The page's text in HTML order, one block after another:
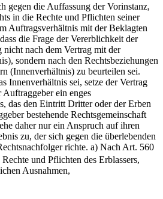
gegen die Auffassung der Vorinstanz,
in die Rechte und Pflichten seiner
Auftragsverhältnis mit der Beklagten
die Frage der Vererblichkeit der
nach dem Vertrag mit der
sondern nach den Rechtsbeziehungen
(Innenverhältnis) zu beurteilen sei.
Innenverhältnis sei, setze der Vertrag
ein enges
das den Eintritt Dritter oder der Erben
bestehende Rechtsgemeinschaft
daher nur ein Anspruch auf ihren
zu, der sich gegen die überlebenden
richte. a) Nach Art. 560
Rechte und Pflichten des Erblassers,
Ausnahmen,